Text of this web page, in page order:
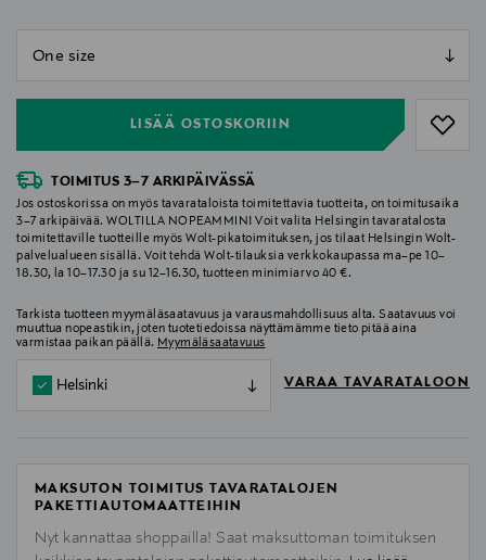
LISÄÄ OSTOSKORIIN
TOIMITUS 3–7 ARKIPÄIVÄSSÄ
Jos ostoskorissa on myös tavarataloista toimitettavia tuotteita, on toimitusaika
3–7 arkipäivää. WOLTILLA NOPEAMMIN! Voit valita Helsingin tavaratalosta
toimitettaville tuotteille myös Wolt-pikatoimituksen, jos tilaat Helsingin Wolt-
palvelualueen sisällä. Voit tehdä Wolt-tilauksia verkkokaupassa ma–pe 10–
18.30, la 10–17.30 ja su 12–16.30, tuotteen minimiarvo 40 €.
Tarkista tuotteen myymäläsaatavuus ja varausmahdollisuus alta. Saatavuus voi
muuttua nopeastikin, joten tuotetiedoissa näyttämämme tieto pitää aina
varmistaa paikan päällä. Myymäläsaatavuus
Helsinki VARAA TAVARATALOON
MAKSUTON TOIMITUS TAVARATALOJEN
PAKETTIAUTOMAATTEIHIN
Nyt kannattaa shoppailla! Saat maksuttoman toimituksen